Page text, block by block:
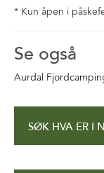
* Kun åpen i
Se også
Aurdal
SØK HVA ER I